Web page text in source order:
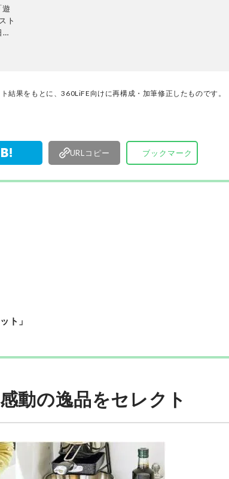
遊
ト
結果をもとに、360LiFE向けに再構成・加筆修正したものです。
URLコピー ブックマーク
ト」
動の逸品をセレクト